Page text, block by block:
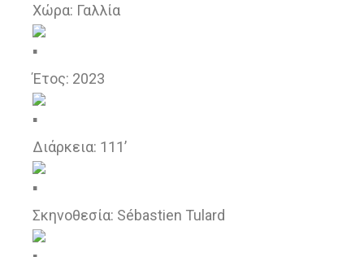
Χώρα: Γαλλία
Έτος: 2023
Διάρκεια: 111’
Σκηνοθεσία: Sébastien Tulard